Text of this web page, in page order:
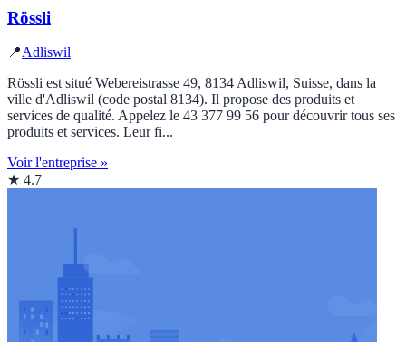
Rössli
📍Adliswil
Rössli est situé Webereistrasse 49, 8134 Adliswil, Suisse, dans la
ville d'Adliswil (code postal 8134). Il propose des produits et
services de qualité. Appelez le 43 377 99 56 pour découvrir tous ses
produits et services. Leur fi...
Voir l'entreprise »
★ 4.7